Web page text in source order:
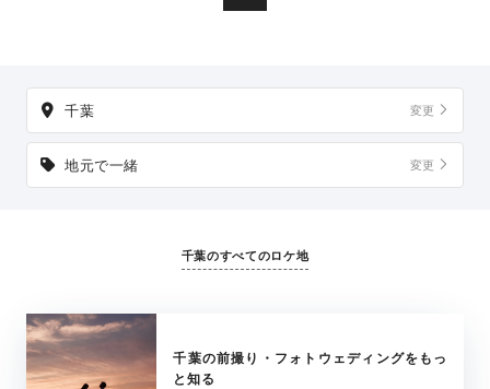
千葉 変更
地元で一緒 変更
千葉のすべてのロケ地
千葉の前撮り・フォトウェディングをもっ
と知る